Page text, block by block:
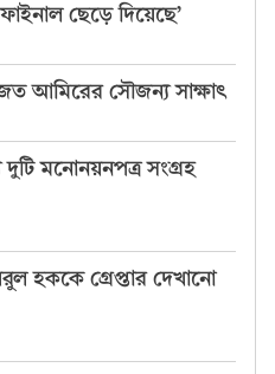
ছেড়ে দিয়েছে’
আমিরের সৌজন্য সাক্ষাৎ
দুটি মনোনয়নপত্র সংগ্রহ
হককে গ্রেপ্তার দেখানো